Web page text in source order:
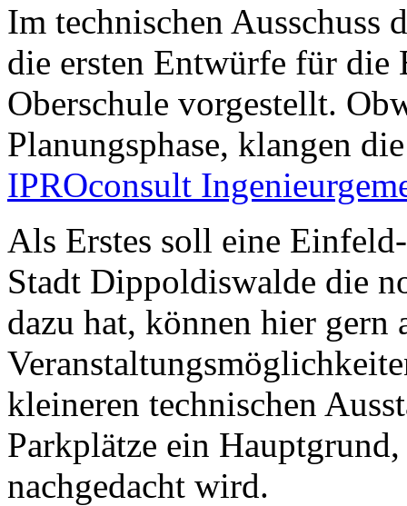
Im technischen Ausschuss
die ersten Entwürfe für die
Oberschule vorgestellt.
Planungsphase, klangen
IPROconsult
Als Erstes soll eine
Stadt Dippoldiswalde die
dazu hat, können hier gern
kleineren technischen
Parkplätze ein
nachgedacht wird.